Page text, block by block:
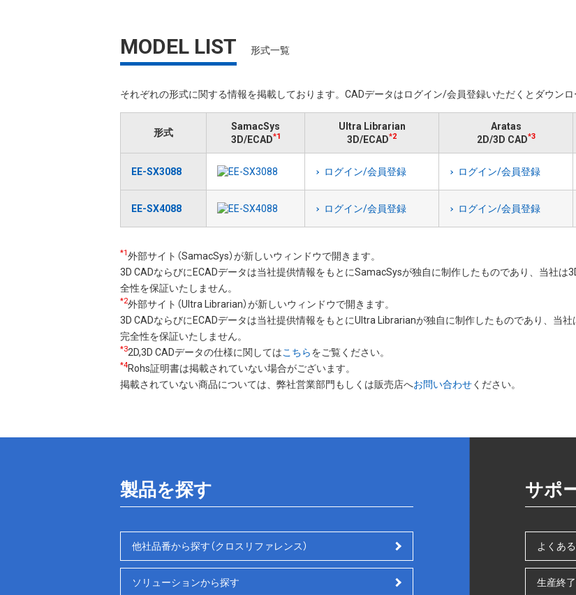
MODEL LIST 形式一覧
それぞれの形式に関する情報を掲載しております。​CADデータはログイン/会員登録いただくと​ダウンロ
形式
SamacSys
3D/ECAD*1
Ultra Librarian
3D/ECAD*2
Aratas
2D/3D CAD*3
EE-SX3088 ログイン/会員登録 ログイン/会員登録
EE-SX4088 ログイン/会員登録 ログイン/会員登録
*1外部サイト（SamacSys）が新しいウィンドウで開きます。
3D CADならびにECADデータは当社提供情報をもとにSamacSysが独自に制作したものであり、当社は
全性を保証いたしません。
*2外部サイト（Ultra Librarian）が新しいウィンドウで開きます。
3D CADならびにECADデータは当社提供情報をもとにUltra Librarianが独自に制作したものであり、当
完全性を保証いたしません。
*32D,3D CADデータの仕様に関してはこちらをご覧ください。
*4Rohs証明書は掲載されていない場合がございます。
掲載されていない商品については、弊社営業部門もしくは販売店へお問い合わせください。
製品を探す
他社品番から探す（クロスリファレンス）
ソリューションから探す
サポ
よくあ
生産終